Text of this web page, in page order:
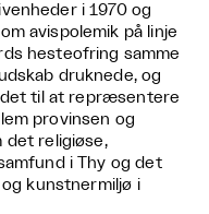
i 1970 og
avispolemik på linje
hesteofring samme
druknede, og
til at repræsentere
provinsen og
det religiøse,
i Thy og det
kunstnermiljø i